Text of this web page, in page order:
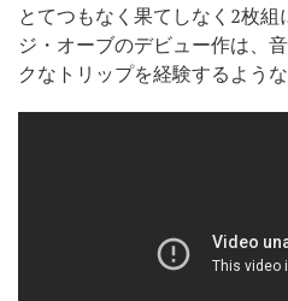
とてつもなく果てしなく2枚
ジ・オーブのデビュー作は、
クなトリップを経験するような